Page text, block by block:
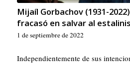
Mijaíl Gorbachov (1931-
fracasó en salvar al
1 de septiembre de 2022
Independientemente de sus